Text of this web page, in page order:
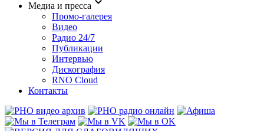
Медиа и пресса
Промо-галерея
Видео
Радио 24/7
Публикации
Интервью
Дискография
RNO Cloud
Контакты